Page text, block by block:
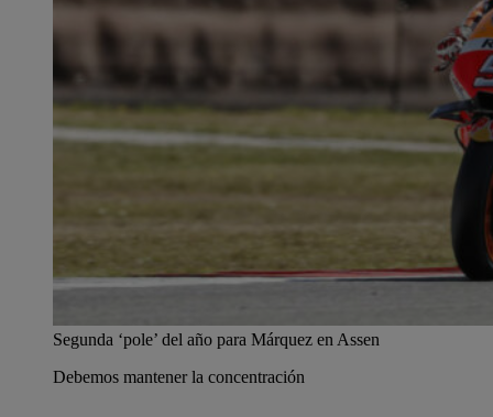
Segunda ‘pole’ del año para Márquez en Assen
Debemos mantener la concentración